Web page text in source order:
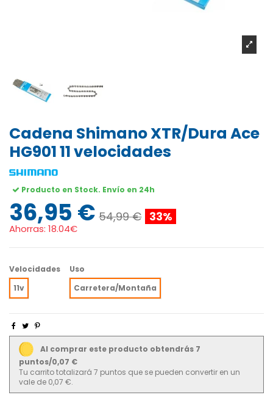
Cadena Shimano XTR/Dura Ace
HG901 11 velocidades
Producto en Stock. Envío en 24h
36,95 € 54,99 € 33%
Ahorras: 18.04€
Velocidades
11v
Uso
Carretera/Montaña
Al comprar este producto obtendrás 7
puntos/0,07 €
Tu carrito totalizará 7 puntos que se pueden convertir en un
vale de 0,07 €.